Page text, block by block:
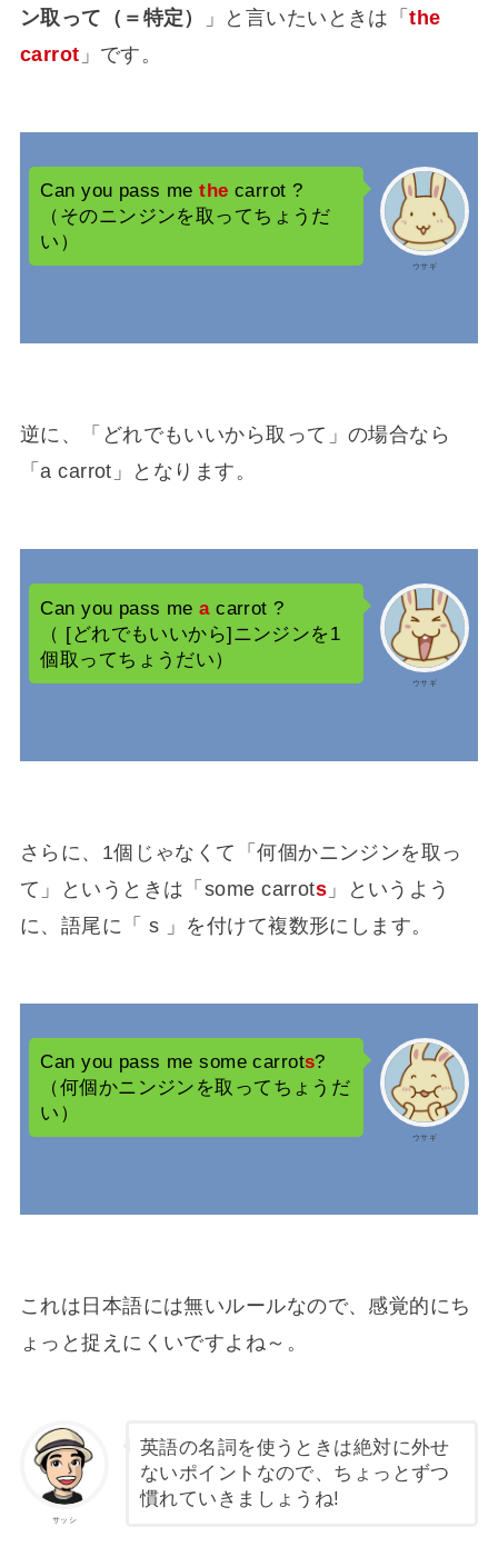
ン取って（＝特定） 」と言いたいときは「the
carrot 」です。
ウサギ
Can you pass methe carrot ?
（そのニンジンを取ってちょうだ
い）
逆に、「どれでもいいから取って」の場合なら
「a carrot」となります。
ウサギ
Can you pass meacarrot ?
（ [どれでもいいから]ニンジンを1
個取ってちょうだい）
さらに、1個じゃなくて「何個かニンジンを取っ
て」というときは「some carrots 」というよう
に、語尾に「 s 」を付けて複数形にします。
ウサギ
Can you pass me some carrots?
（何個かニンジンを取ってちょうだ
い）
これは日本語には無いルールなので、感覚的にち
ょっと捉えにくいですよね～。
サッシ
英語の名詞を使うときは絶対に外せ
ないポイントなので、ちょっとずつ
慣れていきましょうね!